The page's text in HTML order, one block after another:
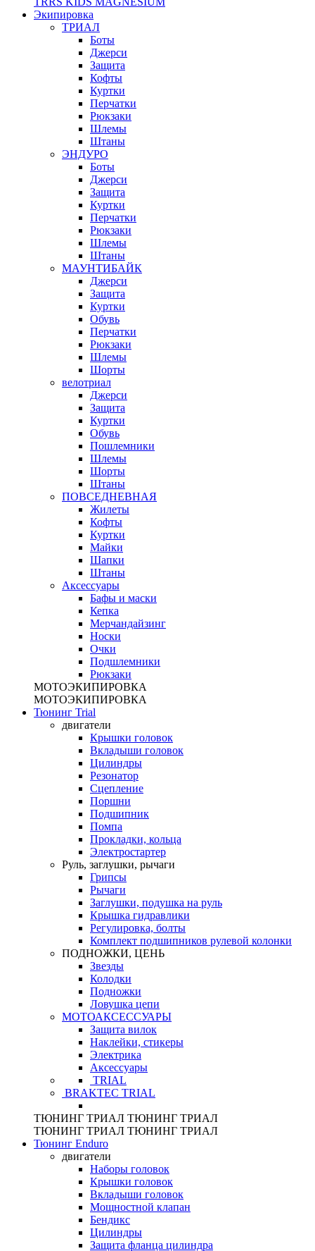
Экипировка
ТРИАЛ
Боты
Джерси
Защита
Кофты
Куртки
Перчатки
Рюкзаки
Шлемы
Штаны
ЭНДУРО
Боты
Джерси
Защита
Куртки
Перчатки
Рюкзаки
Шлемы
Штаны
МАУНТИБАЙК
Джерси
Защита
Куртки
Обувь
Перчатки
Рюкзаки
Шлемы
Шорты
велотриал
Джерси
Защита
Куртки
Обувь
Пошлемники
Шлемы
Шорты
Штаны
ПОВСЕДНЕВНАЯ
Жилеты
Кофты
Куртки
Майки
Шапки
Штаны
Аксессуары
Бафы и маски
Кепка
Мерчандайзинг
Носки
Очки
Подшлемники
Рюкзаки
МОТОЭКИПИРОВКА
МОТОЭКИПИРОВКА
Тюнинг Trial
двигатели
Крышки головок
Вкладыши головок
Цилиндры
Резонатор
Сцепление
Поршни
Подшипник
Помпа
Прокладки, кольца
Электростартер
Руль, заглушки, рычаги
Грипсы
Рычаги
Заглушки, подушка на руль
Крышка гидравлики
Регулировка, болты
Комплект подшипников рулевой колонки
ПОДНОЖКИ, ЦЕНЬ
Звезды
Колодки
Подножки
Ловушка цепи
МОТОАКСЕССУАРЫ
Защита вилок
Наклейки, стикеры
Электрика
Аксессуары
TRIAL
BRAKTEC TRIAL
ТЮНИНГ ТРИАЛ ТЮНИНГ ТРИАЛ
ТЮНИНГ ТРИАЛ ТЮНИНГ ТРИАЛ
Тюнинг Enduro
двигатели
Наборы головок
Крышки головок
Вкладыши головок
Мощностной клапан
Бендикс
Цилиндры
Защита фланца цилиндра